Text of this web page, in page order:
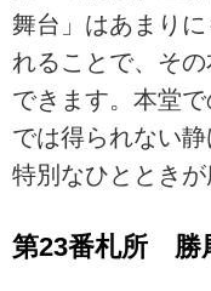
舞台」はあまり
れることで、そ
できます。本堂
では得られない
特別なひとときが
第23番札所 勝